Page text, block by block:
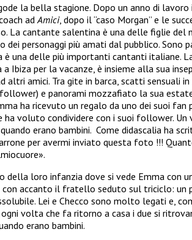
la bella stagione. Dopo un anno di lavoro
ad Amici, dopo il “caso Morgan” e le
La cantante salentina è una delle figlie
dei personaggi più amati dal pubblico. Sono
è una delle più importanti cantanti italiane.
Ibiza per la vacanze, è insieme alla sua
altri amici. Tra gite in barca, scatti sensuali
e panorami mozzafiato la sua
ha ricevuto un regalo da uno dei suoi fan
ha voluto condividere con i suoi follower. Un
erano bambini. Come didascalia ha
per avermi inviato questa foto !!!
».
della loro infanzia dove si vede Emma con
con accanto il fratello seduto sul triciclo:
Lei e Checco sono molto legati e,
ogni volta che fa ritorno a casa i due si
erano bambini.